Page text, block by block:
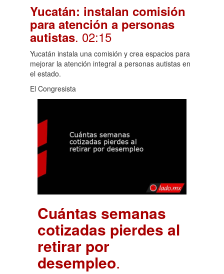
Yucatán: instalan comisión
para atención a personas
autistas. 02:15
Yucatán instala una comisión y crea espacios para
mejorar la atención integral a personas autistas en
el estado.
El Congresista
Cuántas semanas
cotizadas pierdes al
retirar por
desempleo.